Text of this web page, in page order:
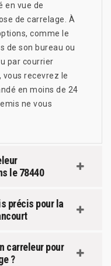
en vue de
de carrelage. À
comme le
de son bureau ou
par courrier
vous recevrez le
en moins de 24
ne vous
le 78440
précis pour la
carreleur pour
?